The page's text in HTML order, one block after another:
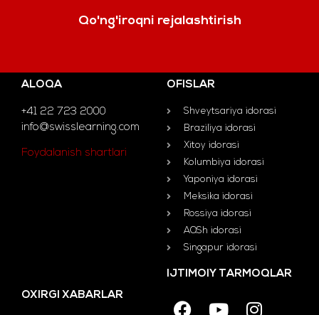
Qo'ng'iroqni rejalashtirish
ALOQA
+41 22 723 2000
info@swisslearning.com
Foydalanish shartlari
OFISLAR
Shveytsariya idorasi
Braziliya idorasi
Xitoy idorasi
Kolumbiya idorasi
Yaponiya idorasi
Meksika idorasi
Rossiya idorasi
AQSh idorasi
Singapur idorasi
OXIRGI XABARLAR
IJTIMOIY TARMOQLAR